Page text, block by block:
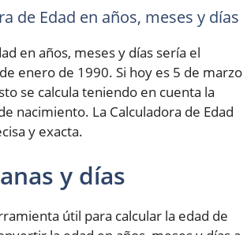
de Edad en años, meses y días
en años, meses y días sería el
enero de 1990. Si hoy es 5 de marzo
se calcula teniendo en cuenta la
nacimiento. La Calculadora de Edad
y exacta.
y días
útil para calcular la edad de